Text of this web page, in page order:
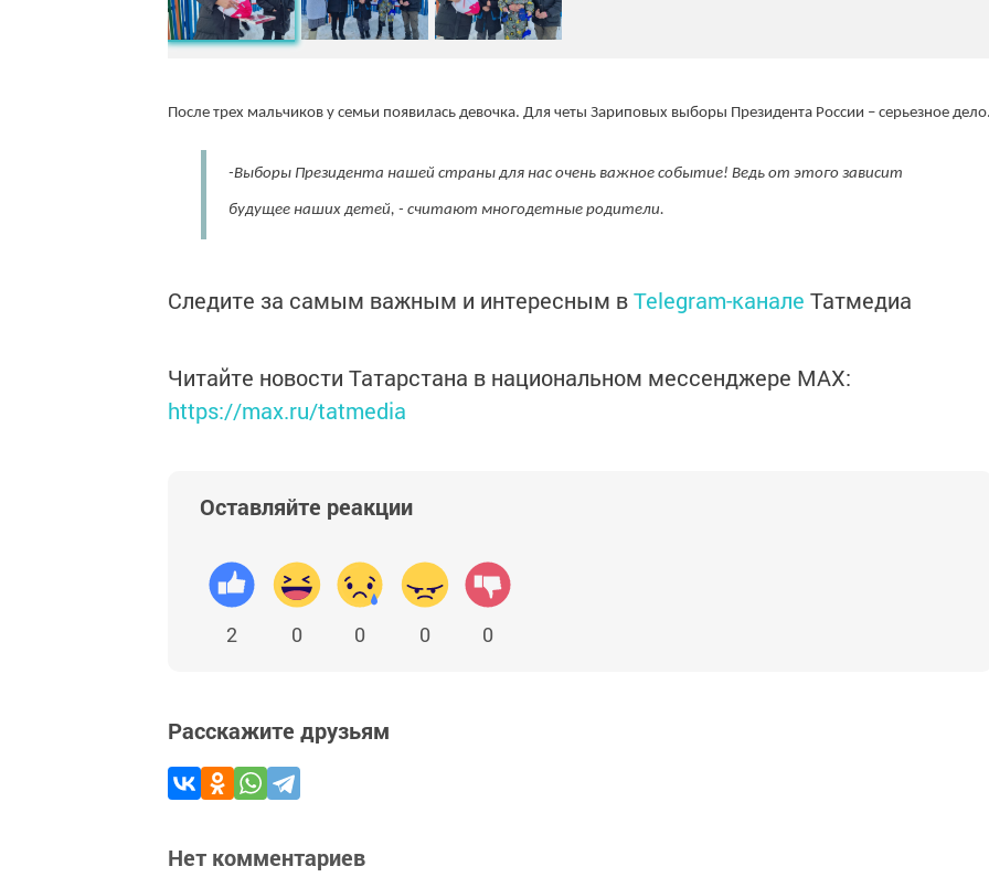
После трех мальчиков у семьи появилась девочка. Для четы Зариповых выборы Президента России – серьезное
-Выборы Президента нашей страны для нас очень важное событие! Ведь от этого зависит
будущее наших детей, - считают многодетные родители.
Следите за самым важным и интересным вTelegram-канале Татмедиа
Читайте новости Татарстана в национальном мессенджере MАХ:
https://max.ru/tatmedia
Оставляйте реакции
2 0 0 0 0
Расскажите друзьям
Нет комментариев